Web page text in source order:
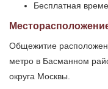
Бесплатная
Общежитие
метро в Басманном
округа Москвы.